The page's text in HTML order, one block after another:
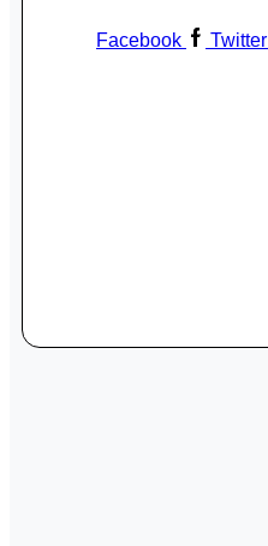
Facebook Twitter